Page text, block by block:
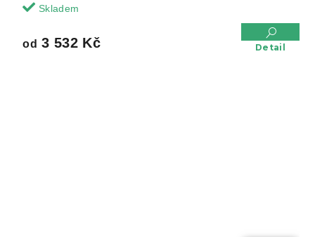
Skladem
od 3 532 Kč Detail